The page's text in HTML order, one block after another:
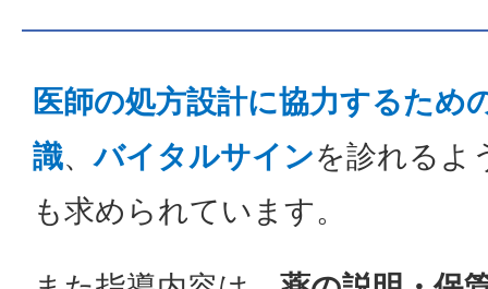
医師の処方設計に協力するため
識、バイタルサインを診れるよ
も求められています。